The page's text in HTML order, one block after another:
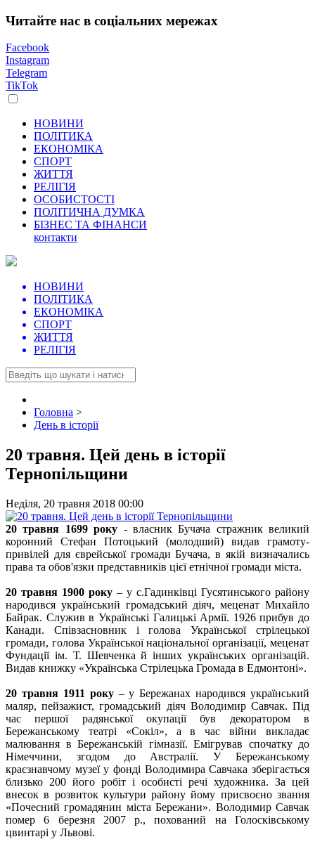
Читайте нас в соціальних мережах
Facebook
Instagram
Telegram
TikTok
НОВИНИ
ПОЛІТИКА
ЕКОНОМІКА
СПОРТ
ЖИТТЯ
РЕЛІГІЯ
ОСОБИСТОСТІ
ПОЛІТИЧНА ДУМКА
БІЗНЕС ТА ФІНАНСИ
контакти
НОВИНИ
ПОЛІТИКА
ЕКОНОМІКА
СПОРТ
ЖИТТЯ
РЕЛІГІЯ
Головна >
День в історії
20 травня. Цей день в історії
Тернопільщини
Неділя, 20 травня 2018 00:00
20 травня 1699 року - власник Бучача стражник великий
коронний Стефан Потоцький (молодший) видав грамоту-
привілей для єврейської громади Бучача, в якій визначались
права та обов'язки представників цієї етнічної громади міста.
20 травня 1900 року – у с.Гадинківці Гусятинського району
народився український громадський діяч, меценат Михайло
Байрак. Служив в Українські Галицькі Армії. 1926 прибув до
Канади. Співзасновник і голова Української стрілецької
громади, голова Української національної організації, меценат
Фундації ім. Т. Шевченка й інших українських організацій.
Видав книжку «Українська Стрілецька Громада в Едмонтоні».
20 травня 1911 року– у Бережанах народився український
маляр, пейзажист, громадський діяч Володимир Савчак. Під
час першої радянської окупації був декоратором в
Бережанському театрі «Сокіл», а в час війни викладає
малювання в Бережанській гімназії. Емігрував спочатку до
Німеччини, згодом до Австралії. У Бережанському
краєзнавчому музеї у фонді Володимира Савчака зберігається
близько 200 його робіт і особисті речі художника. За цей
внесок в розвиток культури району йому присвоєно звання
«Почесний громадянин міста Бережани». Володимир Савчак
помер 6 березня 2007 р., похований на Голосківському
цвинтарі у Львові.